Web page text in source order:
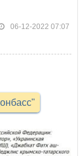
06-12-2022 07:07